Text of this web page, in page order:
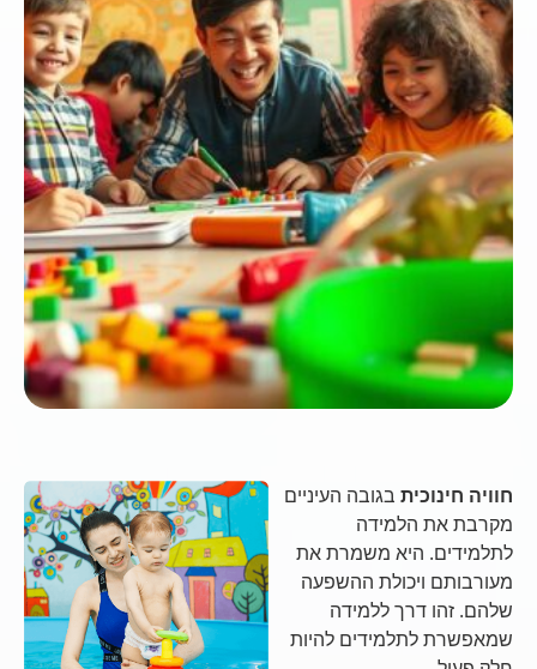
חוויה חינוכיתבגובה העיניים
מקרבת את הלמידה
לתלמידים. היא משמרת את
מעורבותם ויכולת ההשפעה
שלהם. זהו דרך ללמידה
שמאפשרת לתלמידים להיות